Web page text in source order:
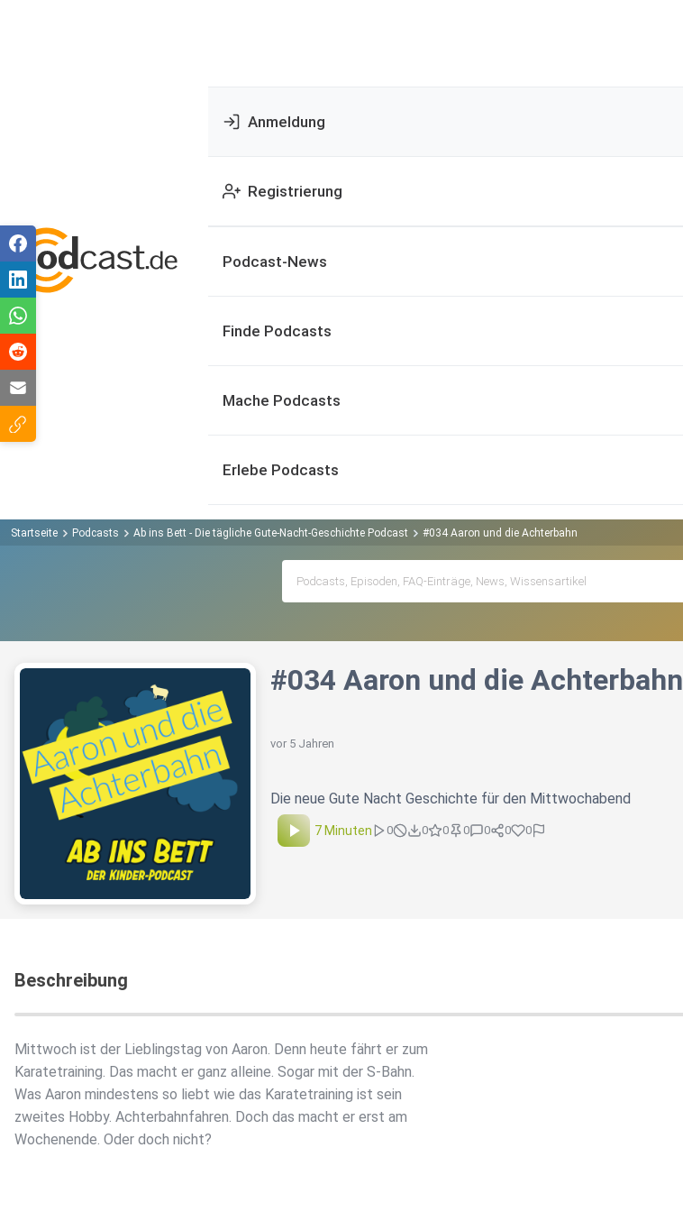
Anmeldung
Registrierung
Podcast-News
Finde Podcasts
Mache Podcasts
Erlebe Podcasts
Startseite Podcasts Ab ins Bett - Die tägliche Gute-Nacht-Geschichte Podcast #034 Aaron und die Achterbahn
#034 Aaron und die Achterbahn
vor 5 Jahren
Die neue Gute Nacht Geschichte für den Mittwochabend
7 Minuten 0 0 0 0 0 0 0
Beschreibung
Mittwoch ist der Lieblingstag von Aaron. Denn heute fährt er zum
Karatetraining. Das macht er ganz alleine. Sogar mit der S-Bahn.
Was Aaron mindestens so liebt wie das Karatetraining ist sein
zweites Hobby. Achterbahnfahren. Doch das macht er erst am
Wochenende. Oder doch nicht?